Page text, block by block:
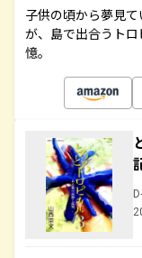
子供の頃から夢見
が、島で出合うト
憶。